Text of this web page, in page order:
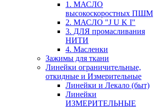
1. МАСЛО
высокоскоростных ПШМ
2. МАСЛО "J U K I"
3. ДЛЯ промасливания
НИТИ
4. Масленки
Зажимы для ткани
Линейки ограничительные,
откидные и Измерительные
Линейки и Лекало (быт)
Линейки
ИЗМЕРИТЕЛЬНЫЕ